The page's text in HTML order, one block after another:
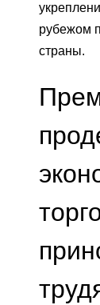
рубежом
страны.